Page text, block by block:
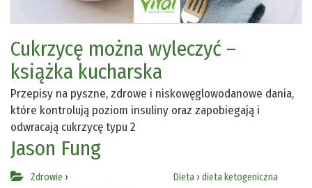
Cukrzycę można wyleczyć –
książka kucharska
Przepisy na pyszne, zdrowe i niskowęglowodanowe dania,
które kontrolują poziom insuliny oraz zapobiegają i
odwracają cukrzycę typu 2
Jason Fung
Zdrowie ›
Dieta› dieta ketogeniczna